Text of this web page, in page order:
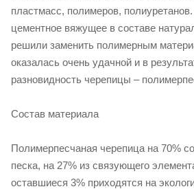
пластмасс, полимеров,
цементное вяжущее в составе
решили заменить полимерным
оказалась очень удачной и в
разновидность черепицы –
Состав материала
Полимерпесчаная черепица на 70%
песка, на 27% из связующего
оставшиеся 3% приходятся на